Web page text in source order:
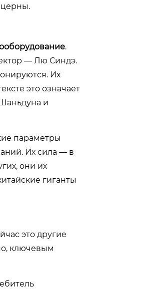
.
— Лю Синдэ.
Их
это означает
и
параметры
Их сила — в
они их
гиганты
это другие
ключевым